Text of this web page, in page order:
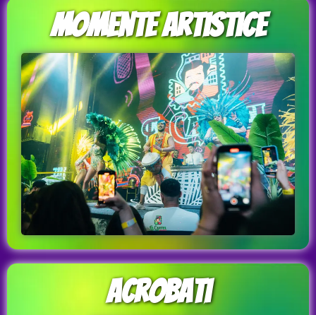
Momente Artistice
acrobati